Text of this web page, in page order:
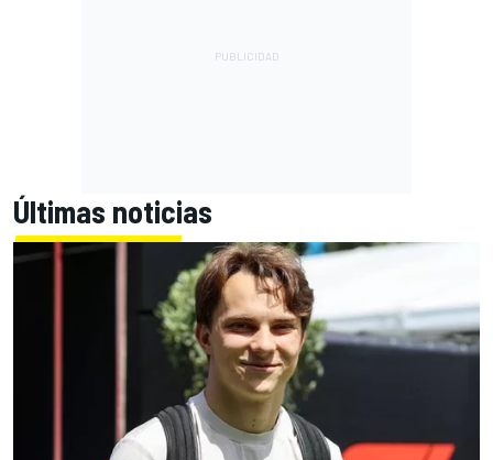
Últimas noticias